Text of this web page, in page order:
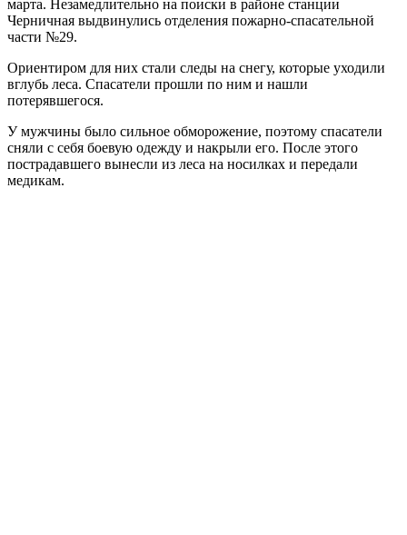
марта. Незамедлительно на поиски в районе станции
Черничная выдвинулись отделения пожарно-спасательной
части №29.
Ориентиром для них стали следы на снегу, которые уходили
вглубь леса. Спасатели прошли по ним и нашли
потерявшегося.
У мужчины было сильное обморожение, поэтому спасатели
сняли с себя боевую одежду и накрыли его. После этого
пострадавшего вынесли из леса на носилках и передали
медикам.